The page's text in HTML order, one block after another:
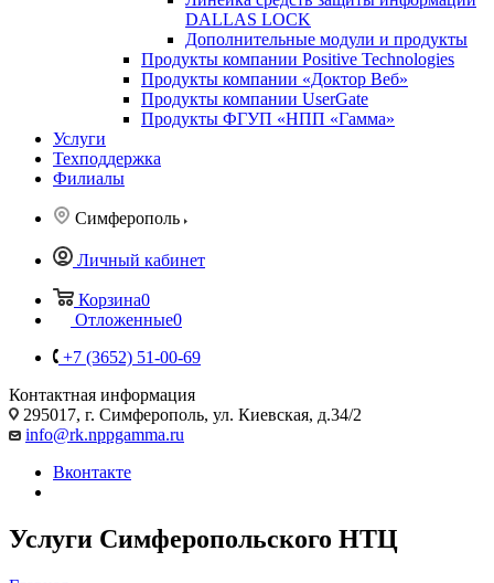
DALLAS LOCK
Дополнительные модули и продукты
Продукты компании Positive Technologies
Продукты компании «Доктор Веб»
Продукты компании UserGate
Продукты ФГУП «НПП «Гамма»
Услуги
Техподдержка
Филиалы
Симферополь
Личный кабинет
Корзина0
Отложенные0
+7 (3652) 51-00-69
Контактная информация
295017, г. Симферополь, ул. Киевская, д.34/2
info@rk.nppgamma.ru
Вконтакте
Услуги Симферопольского НТЦ